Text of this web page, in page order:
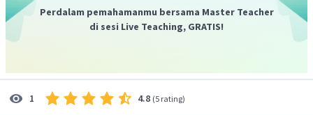
Hadirin yang berbahagia. Sebenarnya, banjir yang selalu
terjadi di kota kita ini tidak lepas dari kebersihan sungai yang
terjadi? Keadaan itu terjadi karena adanya sampah yang
memenuhi sungai. Keadaan itu berawal dari kebiasaan buruk
kita, yakni membuang sampah ke sungai. Air sungai selalu
Perdalam pemahamanmu bersama Master Teacher
di sesi Live Teaching, GRATIS!
1 4.8 (5 rating)